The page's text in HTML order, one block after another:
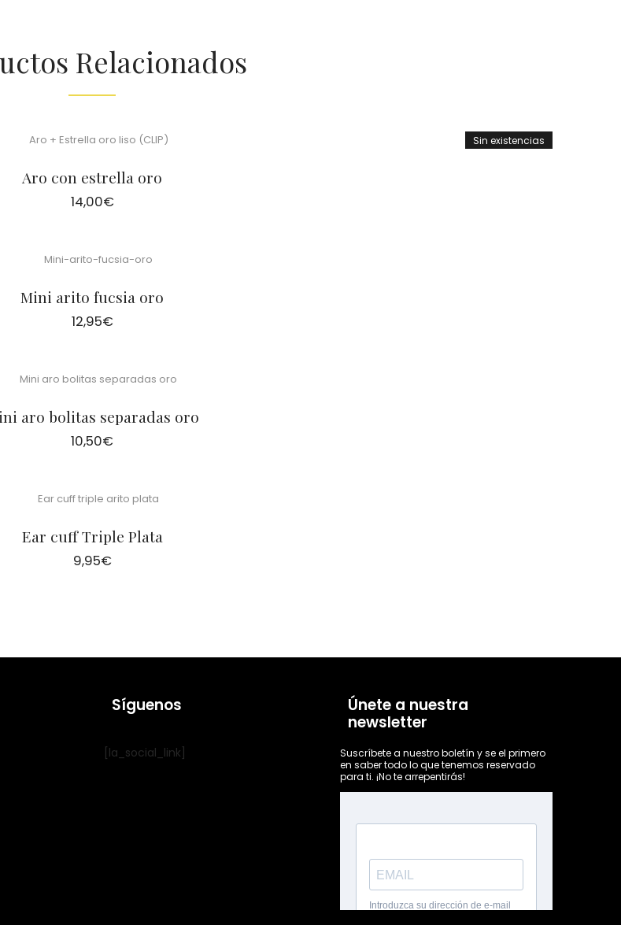
Relacionados
Sin existencias
Aro con estrella oro
14,00€
Mini arito fucsia oro
12,95€
aro bolitas separadas oro
10,50€
Ear cuff Triple Plata
9,95€
Síguenos
[la_social_link]
Únete a nuestra
newsletter
Suscríbete a nuestro boletín y se el primero
en saber todo lo que tenemos reservado
para ti. ¡No te arrepentirás!